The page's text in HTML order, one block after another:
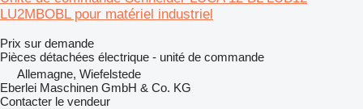
LU2MBOBL pour matériel industriel
Prix sur demande
Pièces détachées électrique - unité de commande
Allemagne, Wiefelstede
Eberlei Maschinen GmbH & Co. KG
Contacter le vendeur